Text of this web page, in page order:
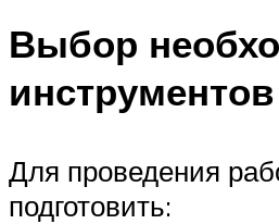
Выбор
инструментов
Для проведения
подготовить: